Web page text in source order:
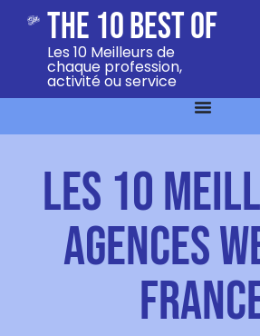
The 10 Best Of
Les 10 Meilleurs de
chaque profession,
activité ou service
Les 10
Agences